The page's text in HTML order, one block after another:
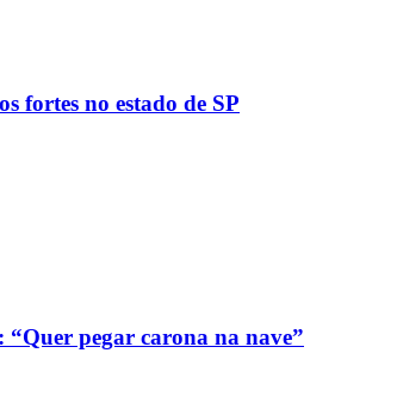
fortes no estado de SP
pegar carona na nave”